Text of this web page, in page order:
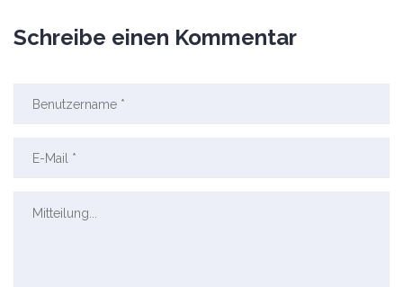
Schreibe einen Kommentar